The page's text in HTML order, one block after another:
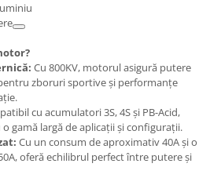
Cu 800KV, motorul asigură putere
zboruri sportive și performanțe
cu acumulatori 3S, 4S și PB-Acid,
gamă largă de aplicații și configurații.
Cu un consum de aproximativ 40A și o
oferă echilibrul perfect între putere și